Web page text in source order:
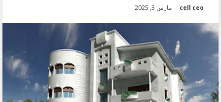
cell ceo مارس 3, 2025